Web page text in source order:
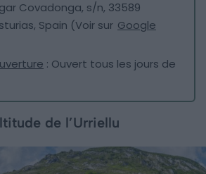
Covadonga, s/n, 33589
Spain (Voir sur Google
: Ouvert tous les jours de
de l’Urriellu